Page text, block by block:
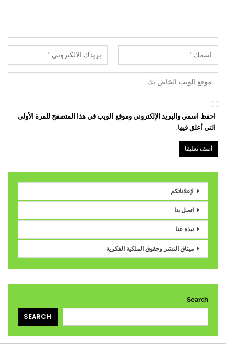
احفظ اسمي والبريد الإلكتروني وموقع الويب في هذا المتصفح للمرة الأولى
التي أعلق فيها.
لإعلاناتكم
اتصل بنا
نبذة عنا
ميثاق النشر وحقوق الملكية الفكرية
Search
SEARCH